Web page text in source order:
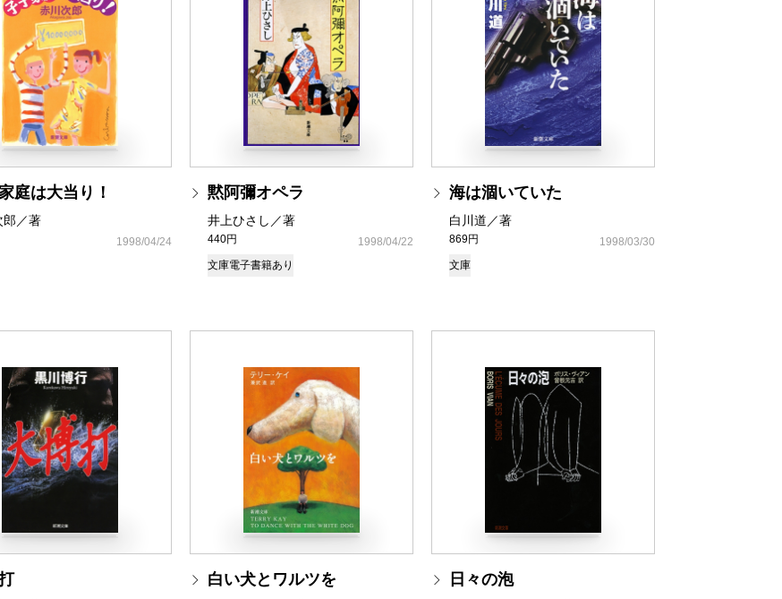
庭は大当り！
郎／著
1998/04/24
黙阿彌オペラ
井上ひさし／著
440円
1998/04/22
文庫電子書籍あり
海は涸いていた
白川道／著
869円
1998/03/30
文庫
白い犬とワルツを 日々の泡